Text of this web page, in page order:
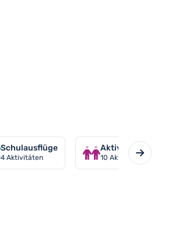
Schulausflüge
4 Aktivitäten
Aktivitäten Für
10 Aktivitäten